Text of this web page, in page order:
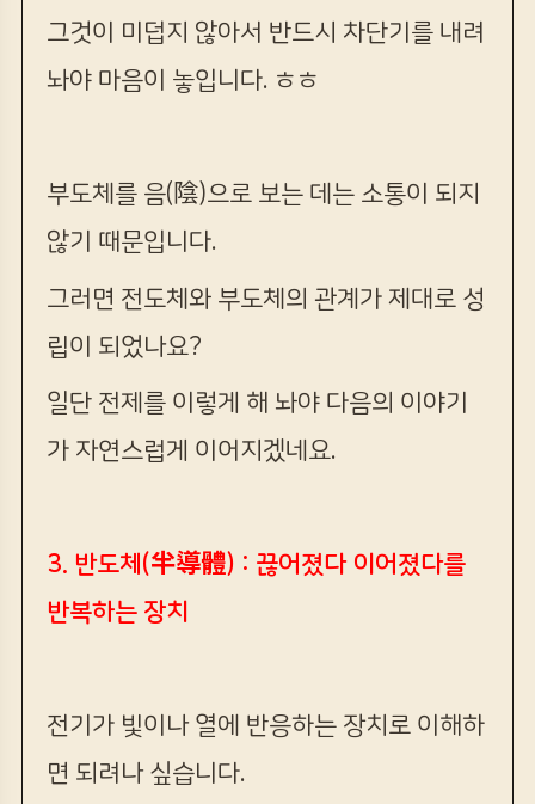
그것이 미덥지 않아서 반드시 차단기를 내려
놔야 마음이 놓입니다. ㅎㅎ
부도체를 음(陰)으로 보는 데는 소통이 되지
않기 때문입니다.
그러면 전도체와 부도체의 관계가 제대로 성
립이 되었나요?
일단 전제를 이렇게 해 놔야 다음의 이야기
가 자연스럽게 이어지겠네요.
3. 반도체(半導體) : 끊어졌다 이어졌다를
반복하는 장치
전기가 빛이나 열에 반응하는 장치로 이해하
면 되려나 싶습니다.